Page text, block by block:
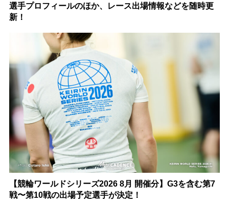
選手プロフィールのほか、レース出場情報などを随時更
新！
【競輪ワールドシリーズ2026 8月 開催分】G3を含む第7
戦〜第10戦の出場予定選手が決定！